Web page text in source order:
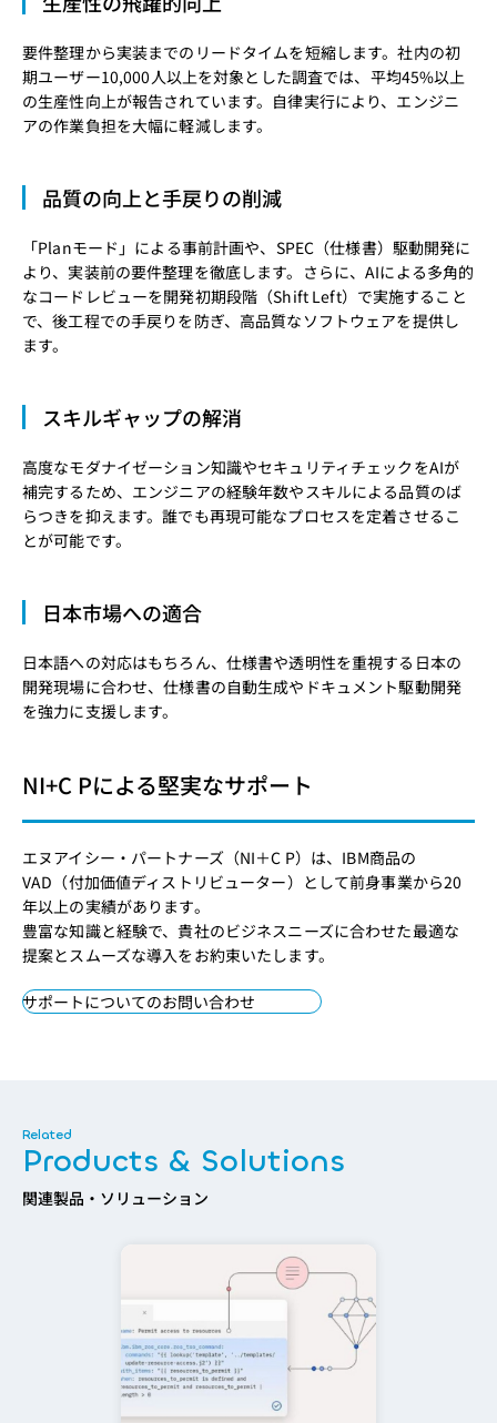
要件整理から実装までのリードタイムを短縮します。社内の初
期ユーザー10,000人以上を対象とした調査では、平均45%以上
の生産性向上が報告されています。自律実行により、エンジニ
アの作業負担を大幅に軽減します。
品質の向上と手戻りの削減
「Planモード」による事前計画や、SPEC（仕様書）駆動開発に
より、実装前の要件整理を徹底します。さらに、AIによる多角的
なコードレビューを開発初期段階（Shift Left）で実施すること
で、後工程での手戻りを防ぎ、高品質なソフトウェアを提供し
ます。
スキルギャップの解消
高度なモダナイゼーション知識やセキュリティチェックをAIが
補完するため、エンジニアの経験年数やスキルによる品質のば
らつきを抑えます。誰でも再現可能なプロセスを定着させるこ
とが可能です。
日本市場への適合
日本語への対応はもちろん、仕様書や透明性を重視する日本の
開発現場に合わせ、仕様書の自動生成やドキュメント駆動開発
を強力に支援します。
NI+C Pによる堅実なサポート
エヌアイシー・パートナーズ（NI＋C P）は、IBM商品の
VAD（付加価値ディストリビューター）として前身事業から20
年以上の実績があります。
豊富な知識と経験で、貴社のビジネスニーズに合わせた最適な
提案とスムーズな導入をお約束いたします。
サポートについてのお問い合わせ
Products & Solutions
関連製品・ソリューション